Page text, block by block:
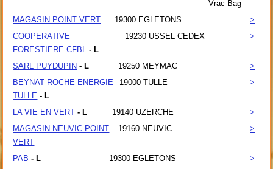
Vrac Bag
MAGASIN POINT VERT 19300 EGLETONS
>
COOPERATIVE
FORESTIERE CFBL
- L
19230 USSEL CEDEX >
SARL PUYDUPIN - L 19250 MEYMAC
>
BEYNAT ROCHE ENERGIE
TULLE - L
19000 TULLE >
LA VIE EN VERT - L 19140 UZERCHE
>
MAGASIN NEUVIC POINT
VERT
19160 NEUVIC >
PAB - L 19300 EGLETONS
>